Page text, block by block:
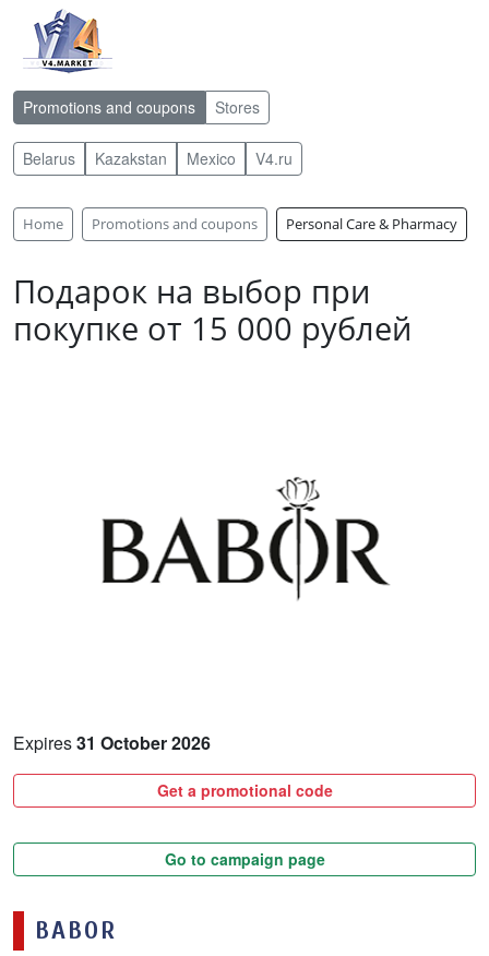
Promotions and coupons Stores
Belarus Kazakstan Mexico V4.ru
Home Promotions and coupons Personal Care & Pharmacy
Подарок на выбор при
покупке от 15 000 рублей
Expires31 October 2026
Get a promotional code
Go to campaign page
BABOR